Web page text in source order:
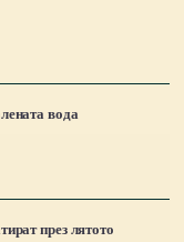
вода
през лятото